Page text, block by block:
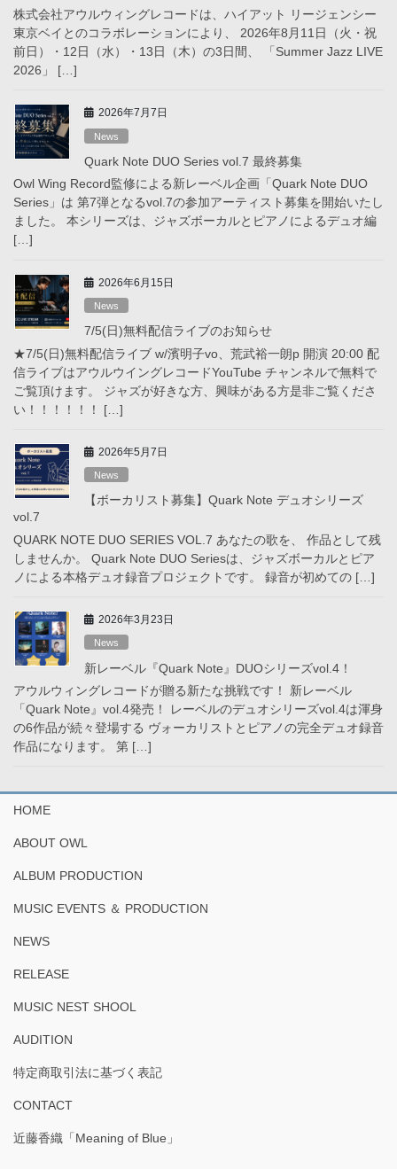
株式会社アウルウィングレコードは、ハイアット リージェンシー
東京ベイとのコラボレーションにより、 2026年8月11日（火・祝
前日）・12日（水）・13日（木）の3日間、 「Summer Jazz LIVE
2026」 […]
2026年7月7日
News
Quark Note DUO Series vol.7 最終募集
Owl Wing Record監修による新レーベル企画「Quark Note DUO
Series」は 第7弾となるvol.7の参加アーティスト募集を開始いたし
ました。 本シリーズは、ジャズボーカルとピアノによるデュオ編
[…]
2026年6月15日
News
7/5(日)無料配信ライブのお知らせ
★7/5(日)無料配信ライブ w/濱明子vo、荒武裕一朗p 開演 20:00 配
信ライブはアウルウイングレコードYouTube チャンネルで無料で
ご覧頂けます。 ジャズが好きな方、興味がある方是非ご覧くださ
い！！！！！！ […]
2026年5月7日
News
【ボーカリスト募集】Quark Note デュオシリーズ
vol.7
QUARK NOTE DUO SERIES VOL.7 あなたの歌を、 作品として残
しませんか。 Quark Note DUO Seriesは、ジャズボーカルとピア
ノによる本格デュオ録音プロジェクトです。 録音が初めての […]
2026年3月23日
News
新レーベル『Quark Note』DUOシリーズvol.4！
アウルウィングレコードが贈る新たな挑戦です！ 新レーベル
「Quark Note』vol.4発売！ レーベルのデュオシリーズvol.4は渾身
の6作品が続々登場する ヴォーカリストとピアノの完全デュオ録音
作品になります。 第 […]
HOME
ABOUT OWL
ALBUM PRODUCTION
MUSIC EVENTS ＆ PRODUCTION
NEWS
RELEASE
MUSIC NEST SHOOL
AUDITION
特定商取引法に基づく表記
CONTACT
近藤香織「Meaning of Blue」